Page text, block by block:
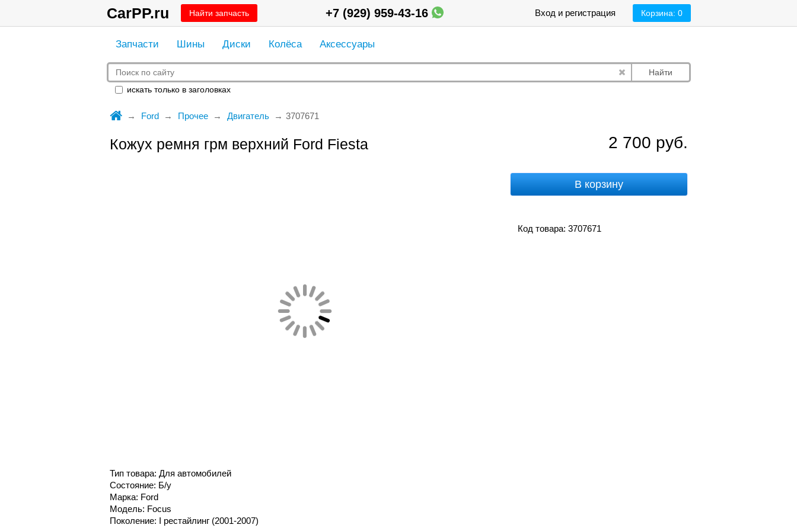
CarPP.ru Найти запчасть Корзина: 0
Вход и регистрация
+7 (929) 959-43-16
Запчасти Шины Диски Колёса Аксессуары
Найти
искать только в заголовках
Ford Прочее Двигатель 3707671
Кожух ремня грм верхний Ford Fiesta 2 700 руб.
В корзину
Код товара: 3707671
Тип товара: Для автомобилей
Состояние: Б/у
Марка: Ford
Модель: Focus
Поколение: I рестайлинг (2001-2007)